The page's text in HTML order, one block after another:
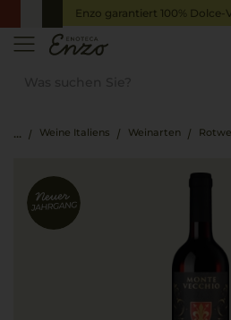
Enzo garantiert 100% Dolce-
Weine Italiens Weinarten